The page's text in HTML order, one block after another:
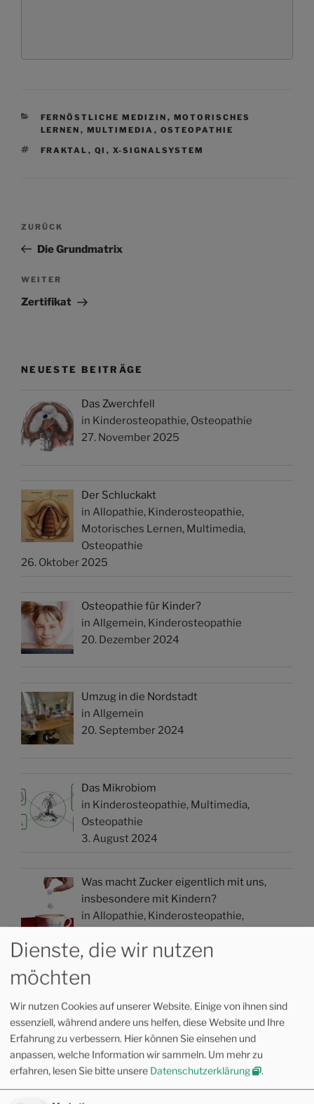
KATEGORIEN
FERNÖSTLICHE MEDIZIN , MOTORISCHES
LERNEN , MULTIMEDIA , OSTEOPATHIE
SCHLAGWÖRTER
FRAKTAL , QI , X-SIGNALSYSTEM
Beitragsnavigation
Vorheriger
Beitrag
ZURÜCK
Die Grundmatrix
Nächster
Beitrag
WEITER
Zertifikat
NEUESTE BEITRÄGE
Das Zwerchfell
in Kinderosteopathie, Osteopathie
27. November 2025
Der Schluckakt
in Allopathie, Kinderosteopathie,
Motorisches Lernen, Multimedia,
Osteopathie
26. Oktober 2025
Osteopathie für Kinder?
in Allgemein, Kinderosteopathie
20. Dezember 2024
Umzug in die Nordstadt
in Allgemein
20. September 2024
Das Mikrobiom
in Kinderosteopathie, Multimedia,
Osteopathie
3. August 2024
Was macht Zucker eigentlich mit uns,
insbesondere mit Kindern?
in Allopathie, Kinderosteopathie,
13. Mai 2024
in Kinderosteopathie, Motorisches
Lernen, Multimedia
4. Mai 2024
Dienste, die wir nutzen
möchten
Wir nutzen Cookies auf unserer Website. Einige von ihnen sind
essenziell, während andere uns helfen, diese Website und Ihre
Erfahrung zu verbessern. Hier können Sie einsehen und
anpassen, welche Information wir sammeln. Um mehr zu
erfahren, lesen Sie bitte unsere Datenschutzerklärung .